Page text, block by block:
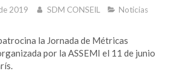
2019 SDM CONSEIL Noticias
la Jornada de Métricas
por la ASSEMI el 11 de junio